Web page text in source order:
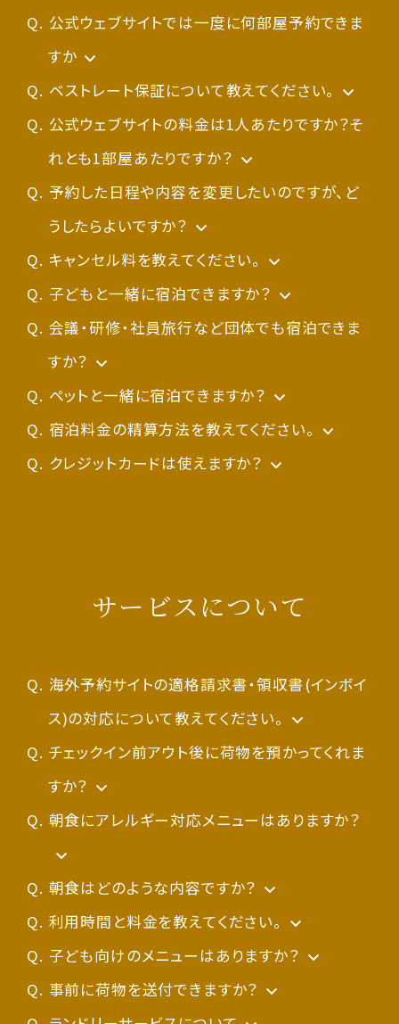
問題（弊社メール配信システムの不具合、お使
ち間違い、メールボックスが満杯等）が考えられ
ますので、お手数ですが一度ご確認のうえ、再登
録をお試しください。その際、まず以前の登録デ
ータを削除いただく必要がございますので、お手
お急ぎの場合や解決しない場合にはお手数です
が、一度当該メールアドレスのご使用はお控え
いただき、別のメールアドレスにてご登録・ご予
マイページからご自身でお手続きいただけま
す。
「Chrome Cookie 削除」など、ブラウザ名を
含めたキーワードでインターネット検索します
と、他にも説明サイトなどが見つかりますので、
合わせてご参考ください。
ご面倒をおかけいたしますが、どうぞよろしくお
願いいたします。
なお、Internet Explorerにつきましては、他の
インターネットサービスもサポートを取り止めて
おり、動作保証やご利用PCのセキュリティ保護
の観点からも、後継ブラウザのEdgeやGoogle
社Chromeなど最新ブラウザへの移行を強くお
勧めいたします。
開発元のMicrosoft社からも、Edgeへの移行勧
奨がなされております。
ご検討のほど、どうぞよろしくお願いいたします。
【レイトチェックアウト】
当日のお部屋の空き状況に応じて最大13時ま
で、1時間につき1,000円(税込1,100円)/1室の
追加代金にて承ります。
CLUB CANDEO会員様は、1時間無料で12時ま
でご滞在いただけます。
※当日の予約状況によりレイトチェックアウトを
お受けできない場合もございますのでご了承く
ださいませ。
※15時を超過した場合は、基本宿泊料の100％
を頂戴しております。
継ブラウザのEdge（エッジ）やGoogle社
Chrome（クローム）など最新ブラウザへの移行
を強くお勧めいたします。
◼各ブラウザのインストール
・Microsoft - Edge（Internet Explorerの後
継）
・Google - Chrome
照のうえ、Chromeの自動翻訳機能をOFFに設
定いただけますでしょうか。
▶Chrome の言語の変更とウェブページの翻訳
＞Android＞デフォルトの翻訳設定を変更する
＞言語の [常に翻訳する] 設定を取り消す
ご迷惑おかけして申し訳ございませんが、どうぞ
よろしくお願いいたします。
泊料金・お部屋等が当初のものと異なる場合が
ございますが、ご調整はいたしかねますので、あ
らかじめご了承ください。
請求もございます。
なお返金タイミングにつきましては、ご利用カー
ド会社の処理によって異なりますので、ご本人様
よりカード会社へ直接お問い合わせいただく必
要がございます（個人情報保護の観点により、ホ
テルからお客様の情報を照会することが出来ま
せんのであらかじめご了承ください。）。
締日より前にご予約・キャンセルが実行された
場合には、期間内のご利用明細にて相殺表示さ
れますので、実際のお引き落としはなされませ
ん。
すでにお引き落としされてしまっている場合に
は、次回の締日にカードへ返金がなされます。
各国際ブランド（VISA、JCB等）のデビットカード
がご利用可能です。
＜ご予約をキャンセルされた場合＞
ご返金につきましては、デビットカードの特性
上、通常のクレジットカードよりお時間のかかる
場合がございます。また、まれに返金後に再度引
き落とされる場合がございますが、改めて返金
されますのでご了承ください。
返金タイミングや明細に関するお問い合わせに
つきましては、カード保有されるご本人様にしか
開示されないため、弊ホテルでは分かりかねま
す。お問い合わせにつきましては大変お手数で
すが、ご利用カード会社へ直接ご連絡いただき
公式ウェブサイトでは一度に何部屋予約できま
すか
公式ウェブサイトは一度に最大３部屋ご予約い
ただくことができます。４部屋以上のご予約をご
希望の場合は、お手数ですが複数回に分けてお
取りいただきますよう、よろしくお願いいたしま
す。
ベストレート保証について教えてください。
他社予約サイト等と比較して、公式ホームペー
ジでご提供する宿泊料金が「最低価格」である
ことを保証するものです。ぜひ本サイトからご予
約ください。
ベストレート保証は、同一ホテル ・ご宿泊日・プ
ランなどいくつかの条件を満たす必要がござい
ます。また対象外となるケースもございます。詳
しくは こちら
公式ウェブサイトの料金は1人あたりですか？そ
れとも1部屋あたりですか？
検索欄で選択頂いた人数に対して1部屋あた
り、消費税込みのご料金でご案内しております。
また、サービス料は頂戴しておりません。
なお、人数変更の場合は追加料金を頂戴する場
合がございますので、ご了承ください。
予約した日程や内容を変更したいのですが、ど
うしたらよいですか？
カンデオホテルズ公式サイトのトップページにあ
る｢ご予約確認・変更｣から、ご予約番号とメール
アドレスをご入力いただくと、ご予約内容をご確
認いただけます。
ご予約番号が不明な場合や、エラー画面が表示
される場合は、通信上のトラブルも考えられます
ので、ご予約希望のホテルまでご連絡ください。
キャンセル料を教えてください。
【9名様までのご予約】
ご宿泊前日のキャンセル 宿泊料金50％
ご宿泊当日のキャンセル 宿泊料金の100％
不泊の場合 宿泊料金の100％
【10名〜19名様の予約】
宿泊約款
子どもと一緒に宿泊できますか？
ご宿泊いただけます。
◇ご宿泊料金について◇
お部屋の定員数を上限に、11歳（小学生）以
下のお子様は添寝にてご予約を承ります。
・0歳～5歳/未就学：無料（タオル、歯ブラシ、
会議・研修・社員旅行など団体でも宿泊できま
すか？
ご宿泊いただけます。
ご予約は以下にお電話いただくか、お問い合わ
ペットと一緒に宿泊できますか？
ペットをお連れのご宿泊はお断りさせて頂いて
おります。尚、盲導犬、介助犬についてはご案内
宿泊料金の精算方法を教えてください。
ご予約時の事前クレジットカード決済または、現
がご利用いただけない場合もございますので、
クレジットカードは使えますか？
お手数ですが、現地払いにてご予約いただき、チ
ェックイン時に現地にてクレジットカードをご利
サービスについて
海外予約サイトの適格請求書・領収書(インボイ
ス)の対応について教えてください。
宿泊代金に係るインボイスの交付に対応してい
ない宿泊予約サイトを通じて事前決済（オンラ
イン決済）にて宿泊予約された場合で、インボイ
ス（宿泊明細）が必要な方は、
チェックイン時にフロントにお申し出ください。
決済金額に対する不明瞭な事項がある場合は、
予約を行った代理店等へご連絡をお願いしま
チェックイン前アウト後に荷物を預かってくれま
すか？
当日中に限り、フロントにてお預かりいたします。
貴重品や壊れやすいもの、食品はお預かりでき
ませんのでご了承ください。
朝食にアレルギー対応メニューはありますか？
アレルギー対応メニューはご用意がございませ
ん。
当ホテルではすべてのメニューを同一の厨房、
同一の調理器具で調理しております。
朝食はどのような内容ですか？
身体に優しい健康朝食をテーマに、炊き立てご
はんやお味噌汁などの和食から、パンやスープ
などの洋食、フルーツやデザートなど豊富なメ
利用時間と料金を教えてください。
朝食ページをご確認ください。
子ども向けのメニューはありますか？
申し訳ございません。お子様向けのメニューや
事前に荷物を送付できますか？